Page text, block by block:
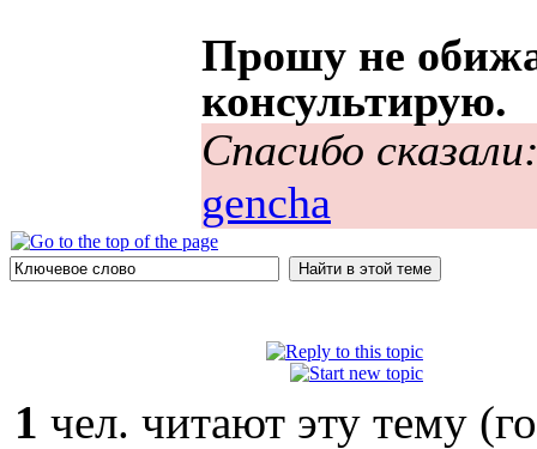
Прошу не
консультирую.
Спасибо
gencha
1 чел. читают эту тему